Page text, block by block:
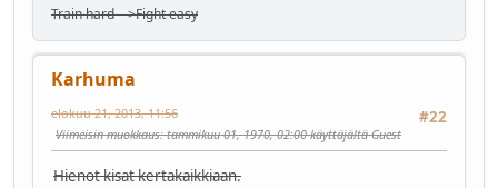
Train hard--->Fight easy
Karhuma
#22
elokuu 21, 2013, 11:56
Viimeisin muokkaus: tammikuu 01, 1970, 02:00 käyttäjältä Guest
Hienot kisat kertakaikkiaan.